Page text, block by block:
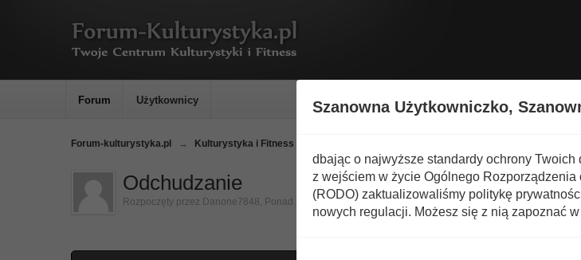
Wyświetl
Forum Użytkownicy
Forum-kulturystyka.pl → Kulturystyka i Fitness
Odchudzanie
Rozpoczęty przez Danone7848, Ponad rok temu
Szanowna Użytkowniczko,
dbając o najwyższe standardy ochrony
z wejściem w życie Ogólnego
(RODO) zaktualizowaliśmy politykę
nowych regulacji. Możesz się z nią zapoznać